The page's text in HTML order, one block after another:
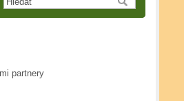
partnery